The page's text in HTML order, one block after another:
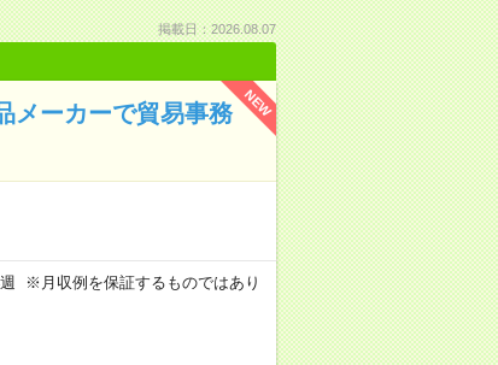
掲載日：2026.08.07
NEW
メーカーで貿易事務
※月収例を保証するものではあり